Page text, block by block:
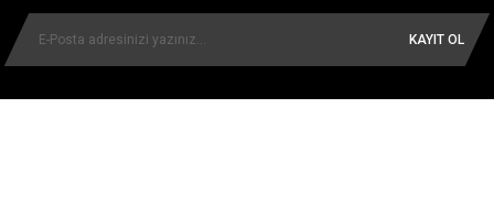
KAYIT OL